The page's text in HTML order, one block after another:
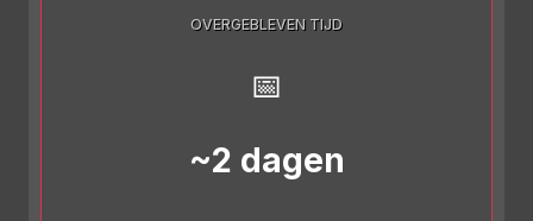
OVERGEBLEVEN TIJD
📅
~2 dagen